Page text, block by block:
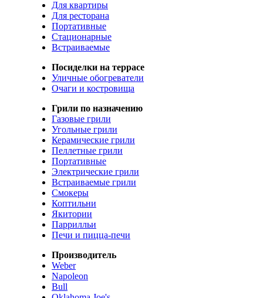
Для квартиры
Для ресторана
Портативные
Стационарные
Встраиваемые
Посиделки на террасе
Уличные обогреватели
Очаги и костровища
Грили по назначению
Газовые грили
Угольные грили
Керамические грили
Пеллетные грили
Портативные
Электрические грили
Встраиваемые грили
Смокеры
Коптильни
Якитории
Паррилльи
Печи и пицца-печи
Производитель
Weber
Napoleon
Bull